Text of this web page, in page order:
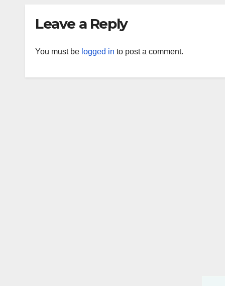
Leave a Reply
You must be logged in to post a comment.